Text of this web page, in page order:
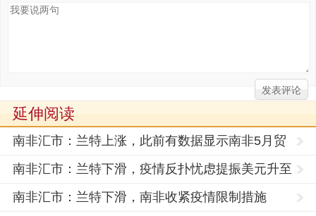
延伸阅读
南非汇市：兰特上涨，此前有数据显示南非5月贸
易顺差高于
南非汇市：兰特下滑，疫情反扑忧虑提振美元升至
一周高位
南非汇市：兰特下滑，南非收紧疫情限制措施